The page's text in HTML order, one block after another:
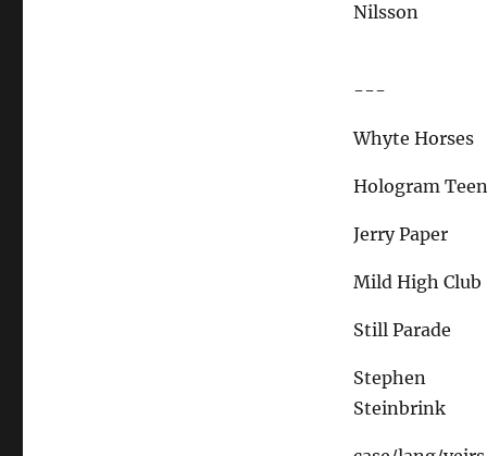
Nilsson
---
Whyte Horses
Hologram Teen
Jerry Paper
Mild High Club
Still Parade
Stephen
Steinbrink